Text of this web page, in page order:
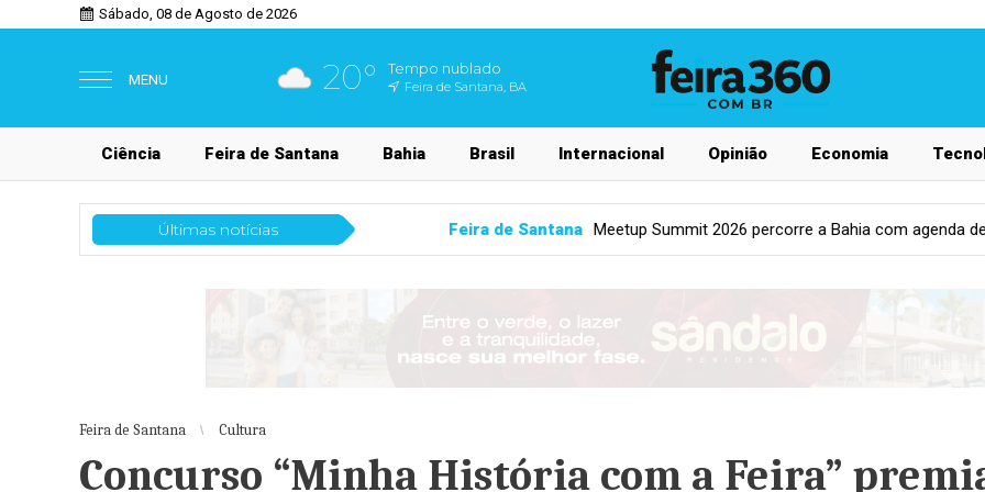
Sábado, 08 de Agosto de 2026
MENU 20° Tempo nublado
Feira de Santana, BA
Ciência Feira de Santana Bahia Brasil Internacional Opinião Economia
Últimas notícias
Feira de Santana Meetup Summit 2026 percorre a Bahia com agenda de inovação em mais de 30
Feira de Santana Cultura
Concurso “Minha História com a Feira”